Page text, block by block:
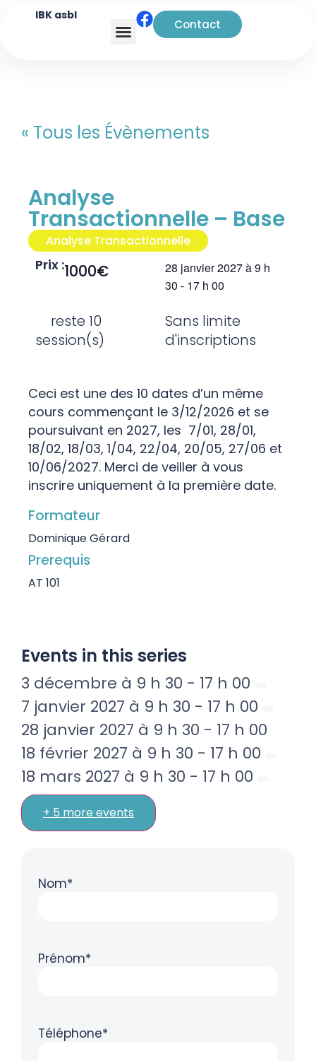
IBK asbl
Contact
« Tous les Évènements
Analyse
Transactionnelle – Base
Analyse Transactionnelle
Prix :1000€ 28 janvier 2027à9 h
30 - 17 h 00
reste 10
session(s)
Sans limite
d'inscriptions
Ceci est une des 10 dates d’un même
cours commençant le 3/12/2026 et se
poursuivant en 2027, les 7/01, 28/01,
18/02, 18/03, 1/04, 22/04, 20/05, 27/06 et
10/06/2027. Merci de veiller à vous
inscrire uniquement à la première date.
Formateur
Dominique Gérard
Prerequis
AT 101
Events in this series
3 décembre à 9 h 30 - 17 h 00
7 janvier 2027 à 9 h 30 - 17 h 00
28 janvier 2027 à 9 h 30 - 17 h 00
18 février 2027 à 9 h 30 - 17 h 00
18 mars 2027 à 9 h 30 - 17 h 00
+ 5 more events
Nom*
Prénom*
Téléphone*